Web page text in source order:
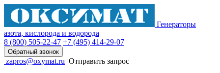
Генераторы
азота, кислорода и водорода
8 (800) 505-22-47 +7 (495) 414-29-07
Обратный звонок
zapros@oxymat.ru Отправить запрос